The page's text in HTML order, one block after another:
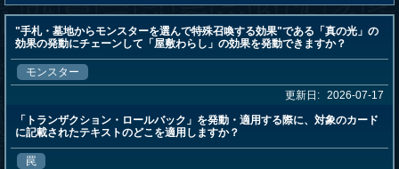
"手札・墓地からモンスターを選んで特殊召喚する効果"である「真の光」の
効果の発動にチェーンして「屋敷わらし」の効果を発動できますか？
モンスター
更新日: 2026-07-17
「トランザクション・ロールバック」を発動・適用する際に、対象のカード
に記載されたテキストのどこを適用しますか？
罠